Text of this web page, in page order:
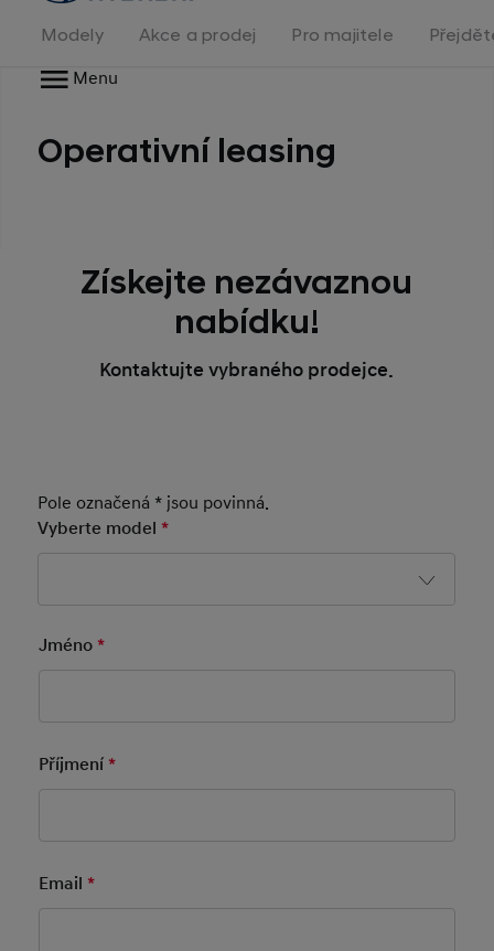
na
homepage
Modely Akce a prodej Pro majitele
Menu
Operativní leasing
Získejte nezávaznou
nabídku!
Kontaktujte vybraného prodejce.
Pole označená * jsou povinná.
Vyberte model*
Basic User Info
Jméno *Mandatory Field
Příjmení *Mandatory Field
Email *Mandatory Field